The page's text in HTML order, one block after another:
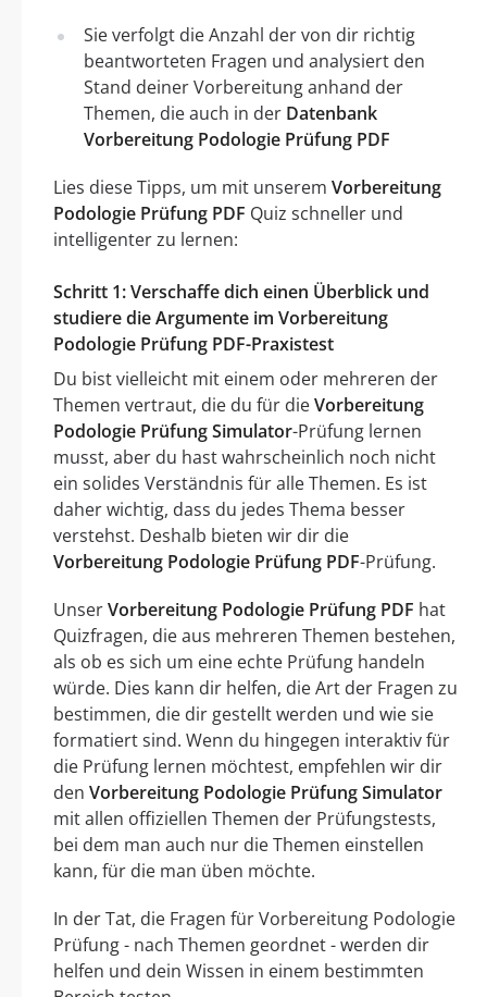
Sie verfolgt die Anzahl der von dir richtig
beantworteten Fragen und analysiert den
Stand deiner Vorbereitung anhand der
Themen, die auch in der Datenbank
Vorbereitung Podologie Prüfung PDF
Lies diese Tipps, um mit unserem Vorbereitung
Podologie Prüfung PDF Quiz schneller und
intelligenter zu lernen:
Schritt 1: Verschaffe dich einen Überblick und
studiere die Argumente im Vorbereitung
Podologie Prüfung PDF-Praxistest
Du bist vielleicht mit einem oder mehreren der
Themen vertraut, die du für dieVorbereitung
Podologie Prüfung Simulator-Prüfung lernen
musst, aber du hast wahrscheinlich noch nicht
ein solides Verständnis für alle Themen. Es ist
daher wichtig, dass du jedes Thema besser
verstehst. Deshalb bieten wir dir die
Vorbereitung Podologie Prüfung PDF-Prüfung.
UnserVorbereitung Podologie Prüfung PDF hat
Quizfragen, die aus mehreren Themen bestehen,
als ob es sich um eine echte Prüfung handeln
würde. Dies kann dir helfen, die Art der Fragen zu
bestimmen, die dir gestellt werden und wie sie
formatiert sind. Wenn du hingegen interaktiv für
die Prüfung lernen möchtest, empfehlen wir dir
den Vorbereitung Podologie Prüfung Simulator
mit allen offiziellen Themen der Prüfungstests,
bei dem man auch nur die Themen einstellen
kann, für die man üben möchte.
In der Tat, die Fragen für Vorbereitung Podologie
Prüfung - nach Themen geordnet - werden dir
helfen und dein Wissen in einem bestimmten